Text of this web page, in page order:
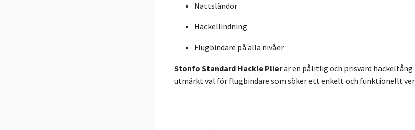
Nattsländor
Hackellindning
Flugbindare på alla nivåer
Stonfo Standard Hackle Plierär en pålitlig och prisvärd
utmärkt val för flugbindare som söker ett enkelt och funktionellt